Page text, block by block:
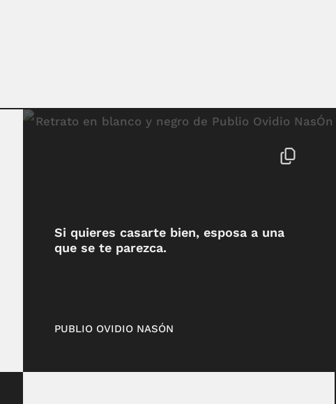
Si quieres casarte bien, esposa a una
que se te parezca.
PUBLIO OVIDIO NASÓN